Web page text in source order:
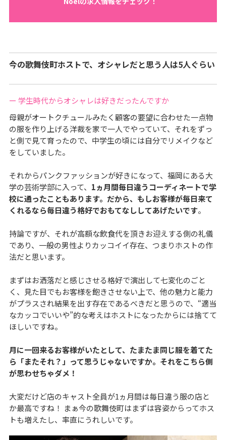
今の歌舞伎町ホストで、オシャレだと思う人は5人ぐらい
ー 学生時代からオシャレは好きだったんですか
母親がオートクチュールみたく顧客の要望に合わせた一点物
の服を作り上げる洋裁を家で一人でやっていて、それをずっ
と側で見て育ったので、中学生の頃には自分でリメイクなど
をしていました。
それからパンクファッションが好きになって、福岡にある大
学の芸術学部に入って、 1ヵ月間毎日違うコーディネートで学
校に通ったこともあります。だから、もしお客様が毎日来て
くれるなら毎日違う格好でおもてなししてあげたいです。
持論ですが、それが高額な飲食代を頂きお迎えする側の礼儀
であり、一般の男性よりカッコイイ存在、つまりホストの作
法だと思います。
まずはお洒落だと感じさせる格好で演出して七変化のごと
く、見た目でもお客様を飽きさせない上で、他の魅力と能力
がプラスされ結果を出す存在であるべきだと思うので、“適当
なカッコでいいや”的な考えはホストになったからには捨てて
ほしいですね。
月に一回来るお客様がいたとして、たまたま同じ服を着てた
ら「またそれ？」って思うじゃないですか。それをこちら側
が思わせちゃダメ！
大変だけど店のキャスト全員が1ヵ月間は毎日違う服の店と
か最高ですね！ まぁ今の歌舞伎町はまずは容姿からってホス
トも増えたし、率直にうれしいです。